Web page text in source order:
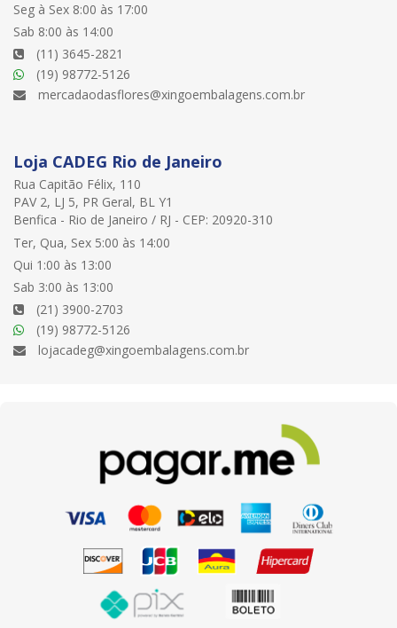
Seg à Sex 8:00 às 17:00
Sab 8:00 às 14:00
(11) 3645-2821
(19) 98772-5126
mercadaodasflores@xingoembalagens.com.br
Loja CADEG Rio de Janeiro
Rua Capitão Félix, 110
PAV 2, LJ 5, PR Geral, BL Y1
Benfica - Rio de Janeiro / RJ - CEP: 20920-310
Ter, Qua, Sex 5:00 às 14:00
Qui 1:00 às 13:00
Sab 3:00 às 13:00
(21) 3900-2703
(19) 98772-5126
lojacadeg@xingoembalagens.com.br